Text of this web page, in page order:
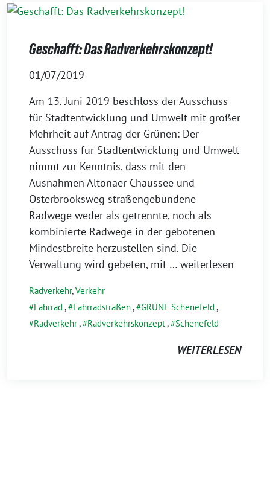
Geschafft: Das Radverkehrskonzept!
01/07/2019
Am 13. Juni 2019 beschloss der Ausschuss
für Stadtentwicklung und Umwelt mit großer
Mehrheit auf Antrag der Grünen: Der
Ausschuss für Stadtentwicklung und Umwelt
nimmt zur Kenntnis, dass mit den
Ausnahmen Altonaer Chaussee und
Osterbrooksweg straßengebundene
Radwege weder als getrennte, noch als
kombinierte Radwege in der gebotenen
Mindestbreite herzustellen sind. Die
Verwaltung wird gebeten, mit … weiterlesen
Radverkehr,Verkehr
Fahrrad , Fahrradstraßen, GRÜNE Schenefeld ,
Radverkehr, Radverkehrskonzept, Schenefeld
WEITERLESEN